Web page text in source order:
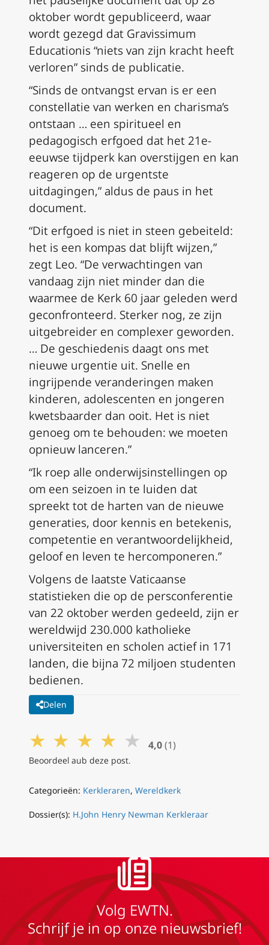
oktober wordt gepubliceerd, waar
wordt gezegd dat Gravissimum
Educationis “niets van zijn kracht heeft
verloren” sinds de publicatie.
“Sinds de ontvangst ervan is er een
constellatie van werken en charisma’s
ontstaan … een spiritueel en
pedagogisch erfgoed dat het 21e-
eeuwse tijdperk kan overstijgen en kan
reageren op de urgentste
uitdagingen,” aldus de paus in het
document.
“Dit erfgoed is niet in steen gebeiteld:
het is een kompas dat blijft wijzen,”
zegt Leo. “De verwachtingen van
vandaag zijn niet minder dan die
waarmee de Kerk 60 jaar geleden werd
geconfronteerd. Sterker nog, ze zijn
uitgebreider en complexer geworden.
… De geschiedenis daagt ons met
nieuwe urgentie uit. Snelle en
ingrijpende veranderingen maken
kinderen, adolescenten en jongeren
kwetsbaarder dan ooit. Het is niet
genoeg om te behouden: we moeten
opnieuw lanceren.”
“Ik roep alle onderwijsinstellingen op
om een seizoen in te luiden dat
spreekt tot de harten van de nieuwe
generaties, door kennis en betekenis,
competentie en verantwoordelijkheid,
geloof en leven te hercomponeren.”
Volgens de laatste Vaticaanse
statistieken die op de persconferentie
van 22 oktober werden gedeeld, zijn er
wereldwijd 230.000 katholieke
universiteiten en scholen actief in 171
landen, die bijna 72 miljoen studenten
bedienen.
Delen
★ ★ ★ ★ ★ 4,0 (1)
Beoordeel aub deze post.
Categorieën: Kerkleraren, Wereldkerk
Dossier(s): H.John Henry Newman Kerkleraar
Volg EWTN.
Schrijf je in op onze nieuwsbrief!